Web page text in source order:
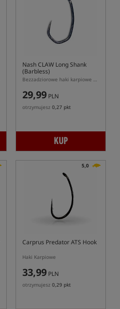
Nash CLAW Long Shank
(Barbless)
Bezzadziorowe haki karpiowe CLAW Long Shank
29,99 PLN
otrzymujesz 0,27 pkt
KUP
5,0
Carprus Predator ATS Hook
Haki Karpiowe
33,99 PLN
otrzymujesz 0,29 pkt